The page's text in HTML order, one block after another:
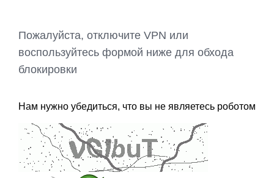
Пожалуйста, отключите VPN или
воспользуйтесь формой ниже для обхода
блокировки
Нам нужно убедиться, что вы не являетесь роботом